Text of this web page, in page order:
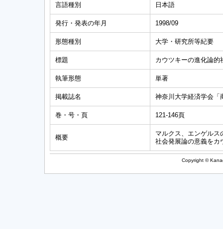
言語種別 日本語
発行・発表の年月 1998/09
形態種別 大学・研究所等紀要
標題 カウツキーの進化論的
執筆形態 単著
掲載誌名 神奈川大学経済学会「
巻・号・頁 121-146頁
概要
マルクス、エンゲル
社会発展論の意義をカ
Copyright ©